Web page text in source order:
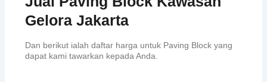
Gelora Jakarta
Dan berikut ialah daftar harga untuk Paving Block yang
dapat kami tawarkan kepada Anda.